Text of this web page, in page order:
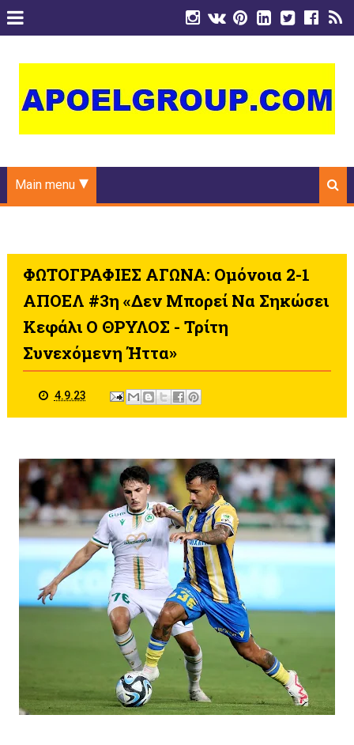
Main menu
ΦΩΤΟΓΡΑΦΙΕΣ ΑΓΩΝΑ: Ομόνοια 2-1
ΑΠΟΕΛ #3η «Δεν Μπορεί Να Σηκώσει
Κεφάλι Ο ΘΡΥΛΟΣ - Τρίτη
Συνεχόμενη Ήττα»
4.9.23